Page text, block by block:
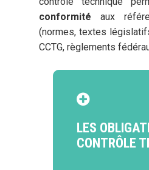
conformité aux
(normes, textes
CCTG, règlements
LES
CONTRÔLE